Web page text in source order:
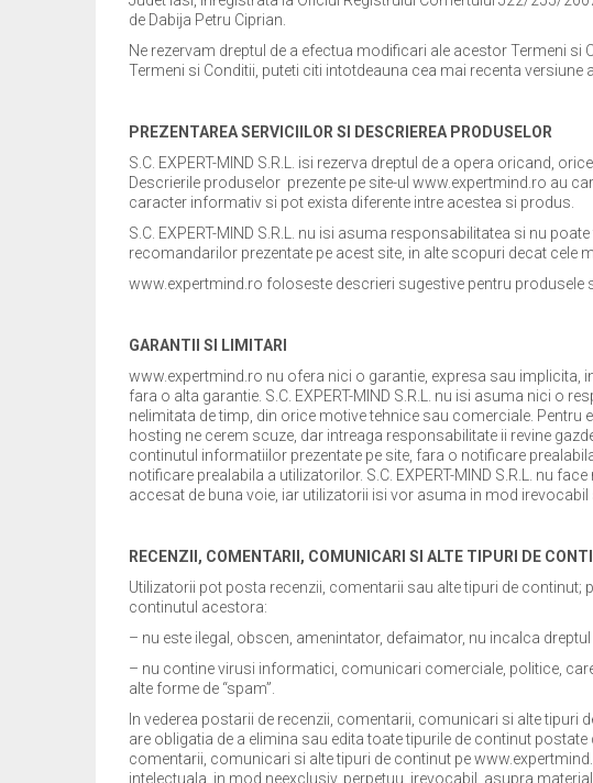
de Dabija Petru Ciprian.
Ne rezervam dreptul de a efectua modificari ale acestor Termeni
Termeni si Conditii, puteti citi intotdeauna cea mai recenta versiune
PREZENTAREA SERVICIILOR SI DESCRIEREA PRODUSELOR
S.C. EXPERT-MIND S.R.L. isi rezerva dreptul de a opera oricand,
Descrierile produselor prezente pe site-ul www.expertmind.ro au
caracter informativ si pot exista diferente intre acestea si produs.
S.C. EXPERT-MIND S.R.L. nu isi asuma responsabilitatea si nu
recomandarilor prezentate pe acest site, in alte scopuri decat cele
www.expertmind.ro foloseste descrieri sugestive pentru
GARANTII SI LIMITARI
www.expertmind.ro nu ofera nici o garantie, expresa sau implicita,
fara o alta garantie. S.C. EXPERT-MIND S.R.L. nu isi asuma nici o
nelimitata de timp, din orice motive tehnice sau comerciale.
hosting ne cerem scuze, dar intreaga responsabilitate ii revine
continutul informatiilor prezentate pe site, fara o notificare
notificare prealabila a utilizatorilor. S.C. EXPERT-MIND S.R.L. nu
accesat de buna voie, iar utilizatorii isi vor asuma in mod
RECENZII, COMENTARII, COMUNICARI SI ALTE TIPURI DE
Utilizatorii pot posta recenzii, comentarii sau alte tipuri de
continutul acestora:
– nu este ilegal, obscen, amenintator, defaimator, nu incalca
– nu contine virusi informatici, comunicari comerciale, politice,
alte forme de “spam”.
In vederea postarii de recenzii, comentarii, comunicari si alte tipuri
are obligatia de a elimina sau edita toate tipurile de continut
comentarii, comunicari si alte tipuri de continut pe
intelectuala, in mod neexclusiv, perpetuu, irevocabil, asupra